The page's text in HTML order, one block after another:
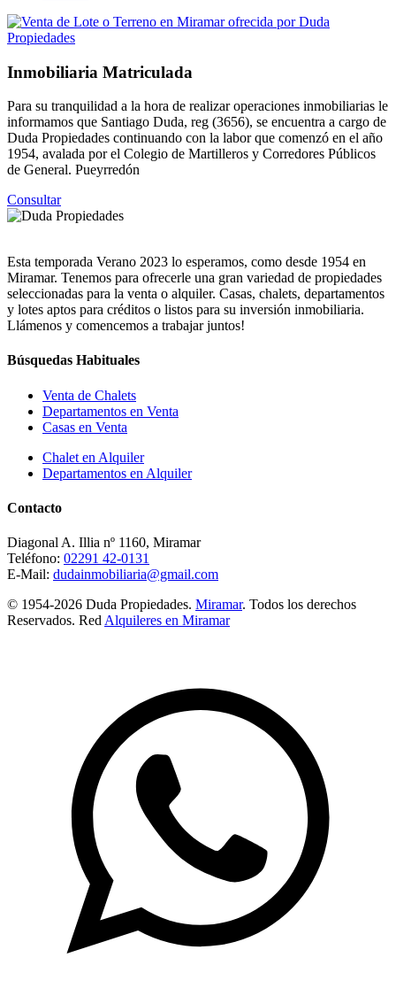
Inmobiliaria Matriculada
Para su tranquilidad a la hora de realizar operaciones inmobiliarias le
informamos que Santiago Duda, reg (3656), se encuentra a cargo de
Duda Propiedades continuando con la labor que comenzó en el año
1954, avalada por el Colegio de Martilleros y Corredores Públicos
de General. Pueyrredón
Consultar
Esta temporada Verano 2023 lo esperamos, como desde 1954 en
Miramar. Tenemos para ofrecerle una gran variedad de propiedades
seleccionadas para la venta o alquiler. Casas, chalets, departamentos
y lotes aptos para créditos o listos para su inversión inmobiliaria.
Llámenos y comencemos a trabajar juntos!
Búsquedas Habituales
Venta de Chalets
Departamentos en Venta
Casas en Venta
Chalet en Alquiler
Departamentos en Alquiler
Contacto
Diagonal A. Illia nº 1160, Miramar
Teléfono: 02291 42-0131
E-Mail: dudainmobiliaria@gmail.com
© 1954-2026 Duda Propiedades. Miramar. Todos los derechos
Reservados. Red Alquileres en Miramar